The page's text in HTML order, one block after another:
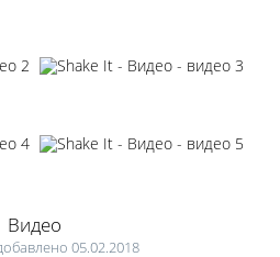
Видео
05.02.2018